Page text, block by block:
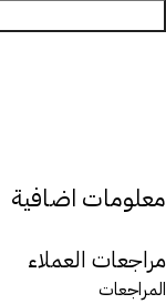
معلومات اضافية
مراجعات العملاء
المراجعات